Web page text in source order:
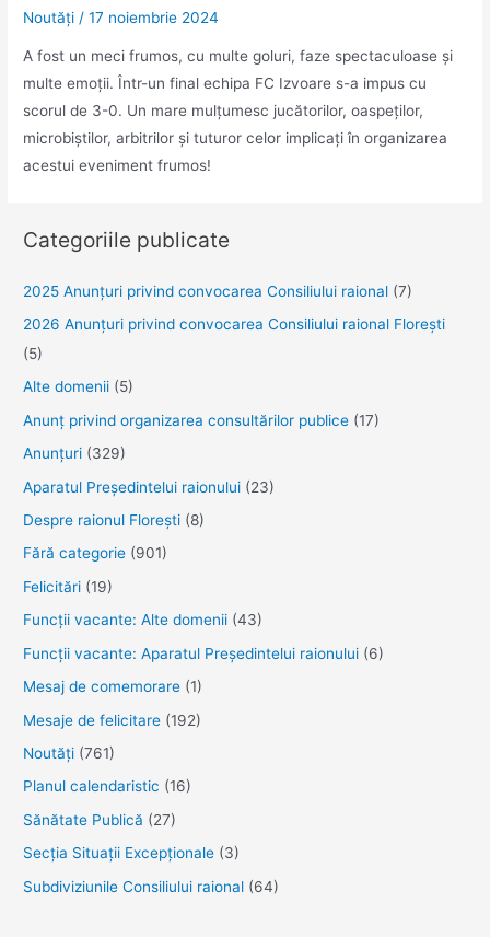
Noutăţi /17 noiembrie 2024
A fost un meci frumos, cu multe goluri, faze spectaculoase și
multe emoții. Într-un final echipa FC Izvoare s-a impus cu
scorul de 3-0. Un mare mulțumesc jucătorilor, oaspeților,
microbiștilor, arbitrilor și tuturor celor implicați în organizarea
acestui eveniment frumos!
Categoriile publicate
2025 Anunţuri privind convocarea Consiliului raional (7)
2026 Anunțuri privind convocarea Consiliului raional Florești
(5)
Alte domenii (5)
Anunţ privind organizarea consultărilor publice (17)
Anunţuri (329)
Aparatul Preşedintelui raionului (23)
Despre raionul Floreşti (8)
Fără categorie (901)
Felicitări (19)
Funcţii vacante: Alte domenii (43)
Funcții vacante: Aparatul Președintelui raionului (6)
Mesaj de comemorare (1)
Mesaje de felicitare (192)
Noutăţi (761)
Planul calendaristic (16)
Sănătate Publică (27)
Secția Situații Excepționale (3)
Subdiviziunile Consiliului raional (64)